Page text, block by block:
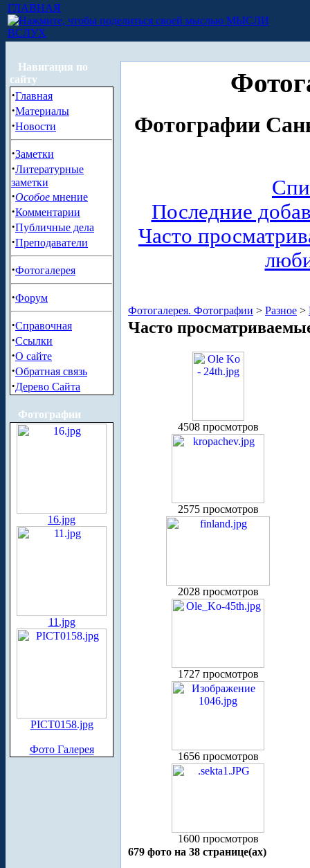
ГЛАВНАЯ
МЫСЛИ
ВСЛУХ
Навигация по
сайту
·Главная
·Материалы
·Новости
·Заметки
·Литературные
заметки
·Особое мнение
·Комментарии
·Публичные дела
·Преподаватели
·Фотогалерея
·Форум
·Справочная
·Ссылки
·О сайте
·Обратная связь
·Дерево Сайта
Фотографии
16.jpg
11.jpg
PICT0158.jpg
Фото Галерея
Фотографии
Последние
Часто
Фотогалерея. Фотографии > Разное >
Часто
4508 просмотров
2575 просмотров
2028 просмотров
1727 просмотров
1656 просмотров
1600 просмотров
679 фото на 38 странице(ах)